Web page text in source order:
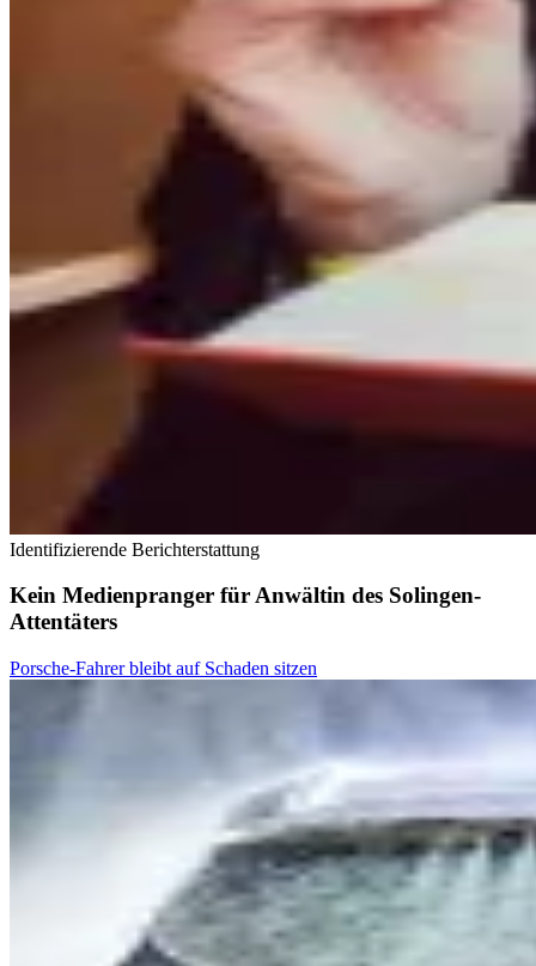
Identifizierende Berichterstattung
Kein Medienpranger für Anwältin des Solingen-
Attentäters
Porsche-Fahrer bleibt auf Schaden sitzen